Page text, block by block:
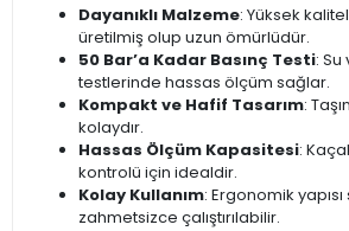
Dayanıklı Malzeme: Yüksek
üretilmiş olup uzun ömürlüdür.
50 Bar’a Kadar Basınç Testi:
testlerinde hassas ölçüm sağlar.
Kompakt ve Hafif Tasarım:
kolaydır.
Hassas Ölçüm Kapasitesi:
kontrolü için idealdir.
Kolay Kullanım: Ergonomik
zahmetsizce çalıştırılabilir.